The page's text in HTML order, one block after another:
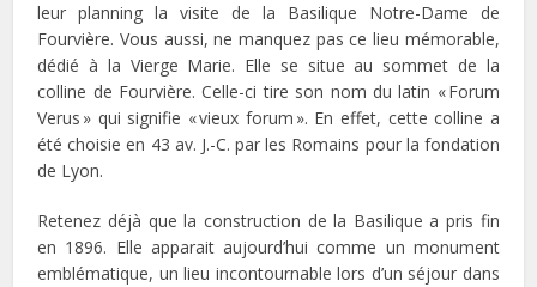
leur planning la visite de la Basilique Notre-Dame de
Fourvière. Vous aussi, ne manquez pas ce lieu mémorable,
dédié à la Vierge Marie. Elle se situe au sommet de la
colline de Fourvière. Celle-ci tire son nom du latin « Forum
Verus » qui signifie « vieux forum ». En effet, cette colline a
été choisie en 43 av. J.-C. par les Romains pour la fondation
de Lyon.
Retenez déjà que la construction de la Basilique a pris fin
en 1896. Elle apparait aujourd’hui comme un monument
emblématique, un lieu incontournable lors d’un séjour dans